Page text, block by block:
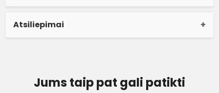
Atsiliepimai
Jums taip pat gali patikti